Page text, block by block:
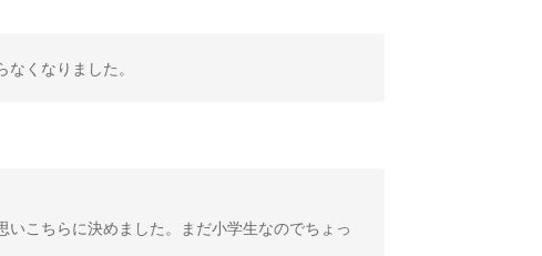
くなりました。
こちらに決めました。まだ小学生なのでちょっ